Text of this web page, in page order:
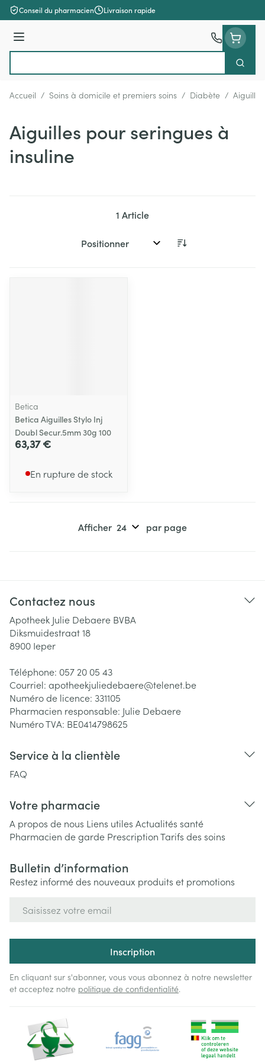
Aller au contenu
Conseil du pharmacien Livraison rapide
Menu
Accueil / Soins à domicile et premiers soins / Diabète /
Aiguilles pour seringues à
insuline
1 Article
Trier par:
Betica
Betica Aiguilles Stylo Inj
Doubl Secur.5mm 30g 100
63,37 €
En rupture de stock
Afficher par page
Contactez nous
Apotheek Julie Debaere BVBA
Diksmuidestraat 18
8900 Ieper
Téléphone: 057 20 05 43
Courriel: apotheekjuliedebaere@telenet.be
Numéro de licence: 331105
Pharmacien responsable: Julie Debaere
Numéro TVA: BE0414798625
Service à la clientèle
FAQ
Votre pharmacie
A propos de nous Liens utiles Actualités santé
Pharmacien de garde PrescriptionTarifs des soins
Bulletin d’information
Restez informé des nouveaux produits et promotions
Inscription
En cliquant sur s'abonner, vous vous abonnez à notre newsletter
et acceptez notre politique de confidentialité.